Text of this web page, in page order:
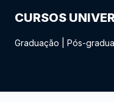
CURSOS
Graduação Pós-